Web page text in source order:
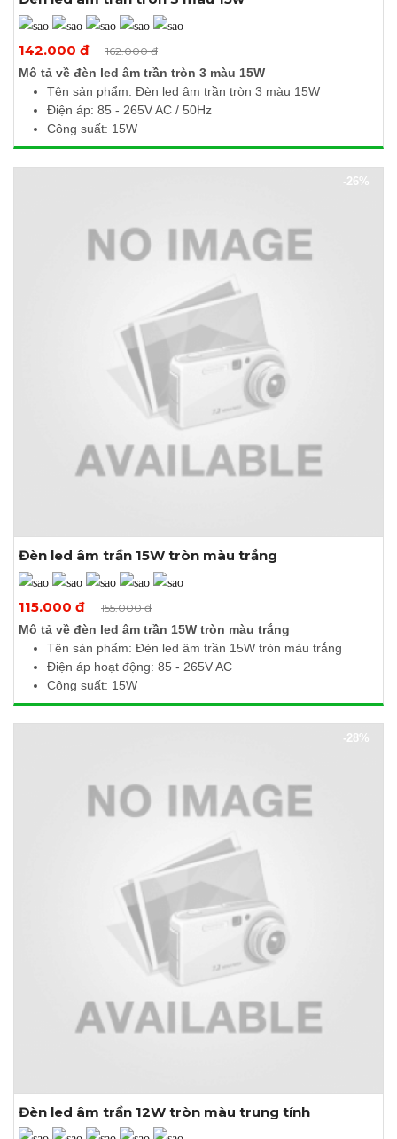
Xem thêm ảnh
142.000 đ 162.000 đ
Mô tả về đèn led âm trần tròn 3 màu 15W
Tên sản phẩm: Đèn led âm trần tròn 3 màu 15W
Điện áp: 85 - 265V AC / 50Hz
Công suất: 15W
Quang thông: 1500Lm / 1425Lm / 1500Lm
Nhiệt độ màu: 6500K / 3000K / 4000K
Đổi màu đơn giản bằng công tắc
-26%
Xem thêm ảnh
Đèn led âm trần 15W tròn màu trắng
115.000 đ 155.000 đ
Mô tả về đèn led âm trần 15W tròn màu trắng
Tên sản phẩm: Đèn led âm trần 15W tròn màu trắng
Điện áp hoạt động: 85 - 265V AC
Công suất: 15W
Quang thông: 1500Lm
Nhiệt độ màu: 6000 - 6500K
-28%
Đèn led âm trần 12W tròn màu trung tính